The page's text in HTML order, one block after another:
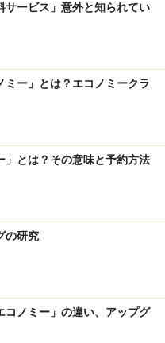
サービス」意外と知られてい
ミー」とは？エコノミークラ
」とは？その意味と予約方法
の研究
コノミー」の違い、アップグ